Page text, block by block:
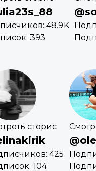
48.9K
393
сторис
425
104